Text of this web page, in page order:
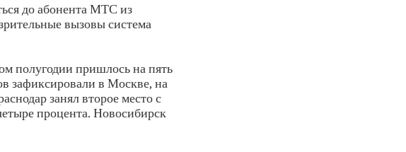
до абонента МТС из
вызовы система
полугодии пришлось на пять
зафиксировали в Москве, на
занял второе место с
процента. Новосибирск